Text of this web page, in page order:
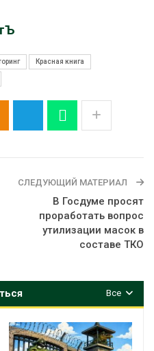
Красная книга
СЛЕДУЮЩИЙ МАТЕРИАЛ
В Госдуме просят
проработать вопрос
утилизации масок в
составе ТКО
Все